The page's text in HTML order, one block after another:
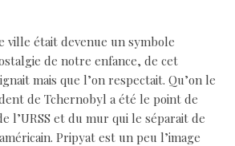
ville était devenue un symbole
de notre enfance, de cet
mais que l’on respectait. Qu’on le
de Tchernobyl a été le point de
l’URSS et du mur qui le séparait de
Pripyat est un peu l’image